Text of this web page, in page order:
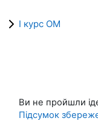
І курс ОМ
Ви не пройшли
Підсумок